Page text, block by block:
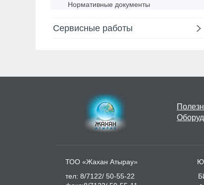
Нормативные документы
Сервисные работы
ТОО «Жахан Атырау»
тел: 8/7122/ 50-